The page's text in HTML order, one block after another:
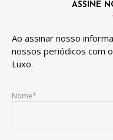
ASSINE
Ao assinar nosso
nossos periódicos com
Luxo.
Nome*